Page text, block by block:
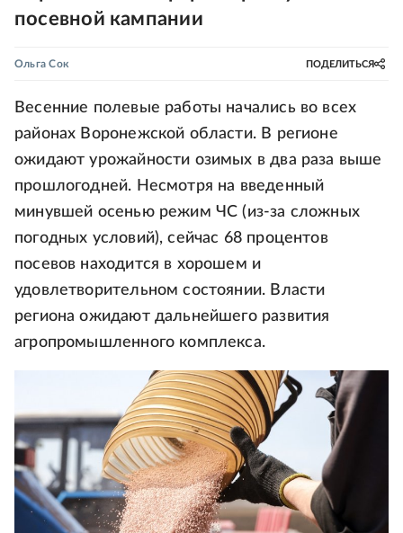
посевной кампании
Ольга Сок ПОДЕЛИТЬСЯ
Весенние полевые работы начались во всех
районах Воронежской области. В регионе
ожидают урожайности озимых в два раза выше
прошлогодней. Несмотря на введенный
минувшей осенью режим ЧС (из-за сложных
погодных условий), сейчас 68 процентов
посевов находится в хорошем и
удовлетворительном состоянии. Власти
региона ожидают дальнейшего развития
агропромышленного комплекса.